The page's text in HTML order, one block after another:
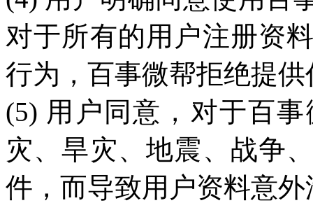
对于所有的用户注册资
行为，百事微帮拒绝提
(5) 用户同意，对于百
灾、旱灾、地震、战争
件，而导致用户资料意